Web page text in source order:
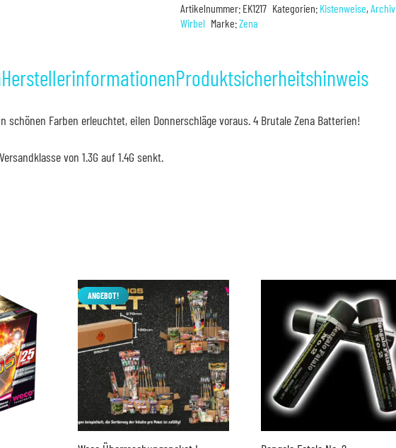
Artikelnummer: EK1217 Kategorien: Kistenweise,Archiv
Wirbel Marke:Zena
HerstellerinformationenProduktsicherheitshinweis
Farben erleuchtet, eilen Donnerschläge voraus. 4 Brutale Zena Batterien!
von 1.3G auf 1.4G senkt.
ANGEBOT!